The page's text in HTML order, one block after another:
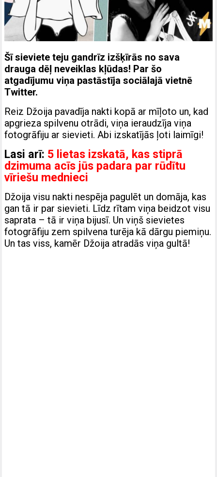
Šī sieviete teju gandrīz izšķīrās no sava
drauga dēļ neveiklas kļūdas! Par šo
atgadījumu viņa pastāstīja sociālajā vietnē
Twitter.
Reiz Džoija pavadīja nakti kopā ar mīļoto un, kad
apgrieza spilvenu otrādi, viņa ieraudzīja viņa
fotogrāfiju ar sievieti. Abi izskatījās ļoti laimīgi!
Lasi arī: 5 lietas izskatā, kas stiprā
dzimuma acīs jūs padara par rūdītu
vīriešu mednieci
Džoija visu nakti nespēja pagulēt un domāja, kas
gan tā ir par sievieti. Līdz rītam viņa beidzot visu
saprata – tā ir viņa bijusī. Un viņš sievietes
fotogrāfiju zem spilvena turēja kā dārgu piemiņu.
Un tas viss, kamēr Džoija atradās viņa gultā!